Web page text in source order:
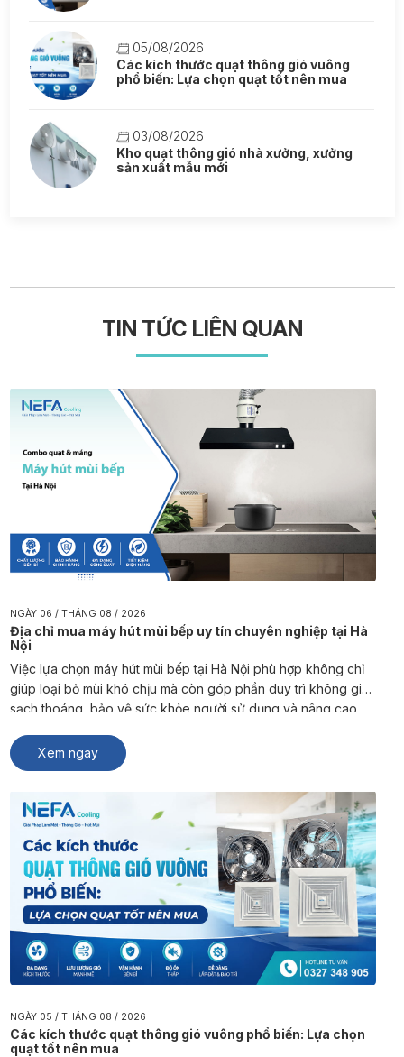
05/08/2026
Các kích thước quạt thông gió vuông
phổ biến: Lựa chọn quạt tốt nên mua
03/08/2026
Kho quạt thông gió nhà xưởng, xưởng
sản xuất mẫu mới
TIN TỨC LIÊN QUAN
NGÀY 06 / THÁNG 08 / 2026
Địa chỉ mua máy hút mùi bếp uy tín chuyên nghiệp tại Hà
Nội
Việc lựa chọn máy hút mùi bếp tại Hà Nội phù hợp không chỉ
giúp loại bỏ mùi khó chịu mà còn góp phần duy trì không gian
sạch thoáng, bảo vệ sức khỏe người sử dụng và nâng cao
chuyên sản xuất và […]
Xem ngay
NGÀY 05 / THÁNG 08 / 2026
Các kích thước quạt thông gió vuông phổ biến: Lựa chọn
quạt tốt nên mua